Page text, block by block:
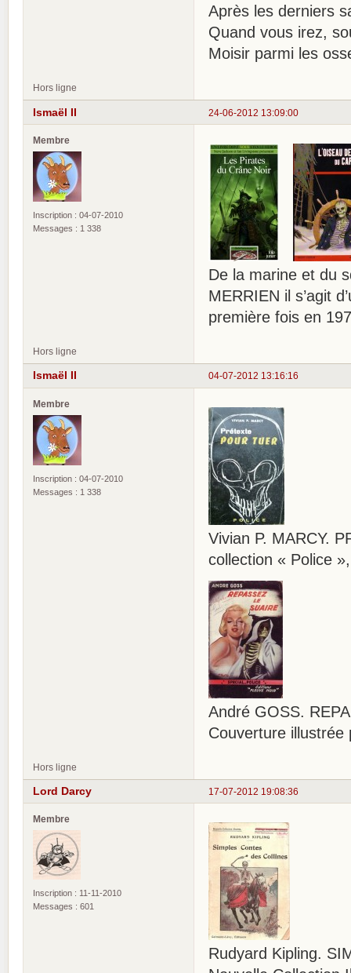
Après les derniers
Quand vous irez,
Moisir parmi les
Hors ligne
24-06-2012 13:09:00
Ismaël II
Membre
Inscription : 04-07-2010
Messages : 1 338
De la marine et du
MERRIEN il s’agit
première fois en
Hors ligne
04-07-2012 13:16:16
Ismaël II
Membre
Inscription : 04-07-2010
Messages : 1 338
Vivian P. MARCY.
collection « Police
André GOSS.
Couverture illustrée
Hors ligne
17-07-2012 19:08:36
Lord Darcy
Membre
Inscription : 11-11-2010
Messages : 601
Rudyard Kipling.